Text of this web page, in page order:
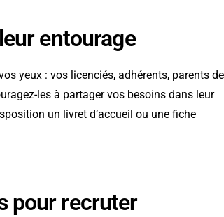
entourage
yeux : vos licenciés, adhérents, parents de
les à partager vos besoins dans leur
un livret d’accueil ou une fiche
pour recruter